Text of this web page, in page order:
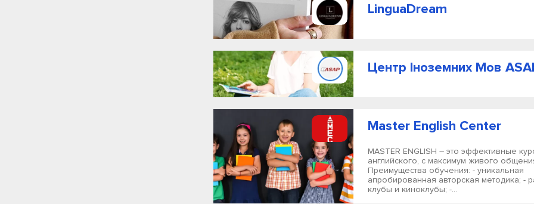
LinguaDream
Центр Іноземних Мов
Master English Center
MASTER ENGLISH – это эффективные
английского, с максимум живого
Преимущества обучения: - уникальная
апробированная авторская методика; -
клубы и киноклубы; -...